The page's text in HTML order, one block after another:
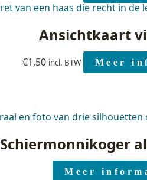
Ansichtkaart
€1,50 incl. BTW Meer
Schiermonnikoger
Meer